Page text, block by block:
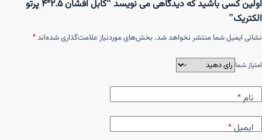
اولین کسی باشید که دیدگاهی می نویسد “کابل افشان ۲.۵*۴ پرتو
الکتریک”
نشانی ایمیل شما منتشر نخواهد شد. بخش‌های موردنیاز علامت‌گذاری شده‌اند*
امتیاز شما
نام*
ایمیل*